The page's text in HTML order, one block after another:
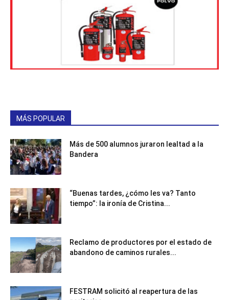
MÁS POPULAR
Más de 500 alumnos juraron lealtad a la
Bandera
“Buenas tardes, ¿cómo les va? Tanto
tiempo”: la ironía de Cristina...
Reclamo de productores por el estado de
abandono de caminos rurales...
FESTRAM solicitó al reapertura de las